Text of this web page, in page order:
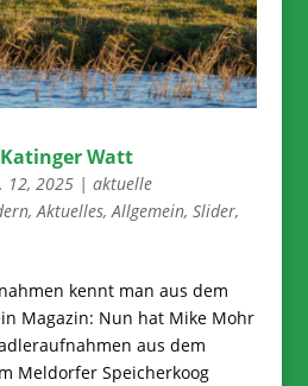
Watt
12, 2025| aktuelle
, Aktuelles, Allgemein, Slider,
kennt man aus dem
Magazin: Nun hat Mike Mohr
aus dem
Meldorfer Speicherkoog